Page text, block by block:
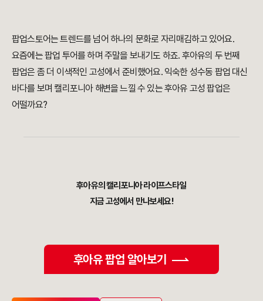
팝업스토어는 트렌드를 넘어 하나의 문화로 자리매김하고 있어요.
요즘에는 팝업 투어를 하며 주말을 보내기도 하죠. 후아유의 두 번째
팝업은 좀 더 이색적인 고성에서 준비했어요. 익숙한 성수동 팝업 대신
바다를 보며 캘리포니아 해변을 느낄 수 있는 후아유 고성 팝업은
어떨까요?
후아유의 캘리포니아 라이프스타일
지금 고성에서 만나보세요!
후아유 팝업 알아보기